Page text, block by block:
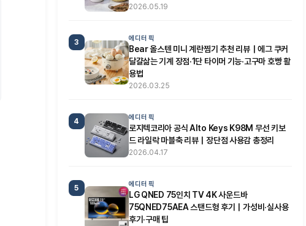
2026.05.19
3 에디터 픽
Bear 올스텐 미니 계란찜기 추천 리뷰｜에그 쿠커
달걀삶는 기계 장점·1단 타이머 기능·고구마 호빵 활
용법
2026.03.25
4 에디터 픽
로지텍코리아 공식 Alto Keys K98M 무선 키보
드 라일락 마블축 리뷰｜장단점 사용감 총정리
2026.04.17
5 에디터 픽
LG QNED 75인치 TV 4K 사운드바
75QNED75AEA 스탠드형 후기｜가성비·실사용
후기·구매 팁